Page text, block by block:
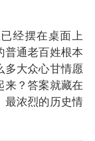
经摆在桌面上
普通老百姓根本
多大众心甘情愿
来？答案就藏在
最浓烈的历史情